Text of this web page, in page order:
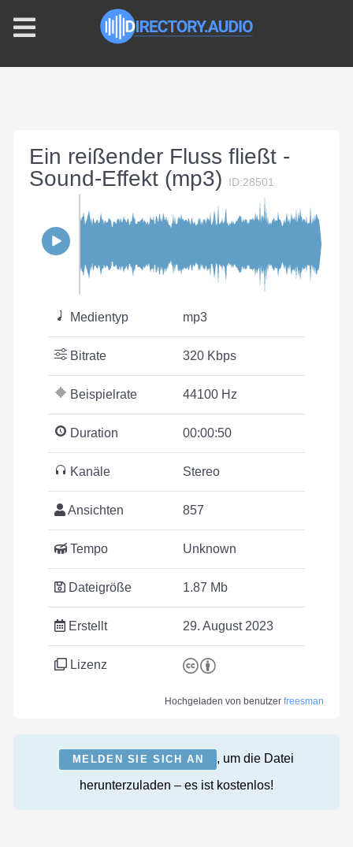
Ein reißender Fluss fließt -
Sound-Effekt (mp3)
ID:28501
Medientyp mp3
Bitrate 320 Kbps
Beispielrate 44100 Hz
Duration 00:00:50
Kanäle Stereo
Ansichten 857
Tempo Unknown
Dateigröße 1.87 Mb
Erstellt 29. August 2023
Lizenz
Hochgeladen von benutzer freesman
MELDEN SIE SICH AN
, um die Datei
herunterzuladen – es ist kostenlos!